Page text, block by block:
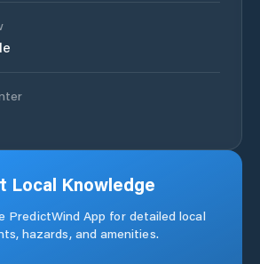
Local Knowledge
PredictWind App for detailed local
hazards, and amenities.